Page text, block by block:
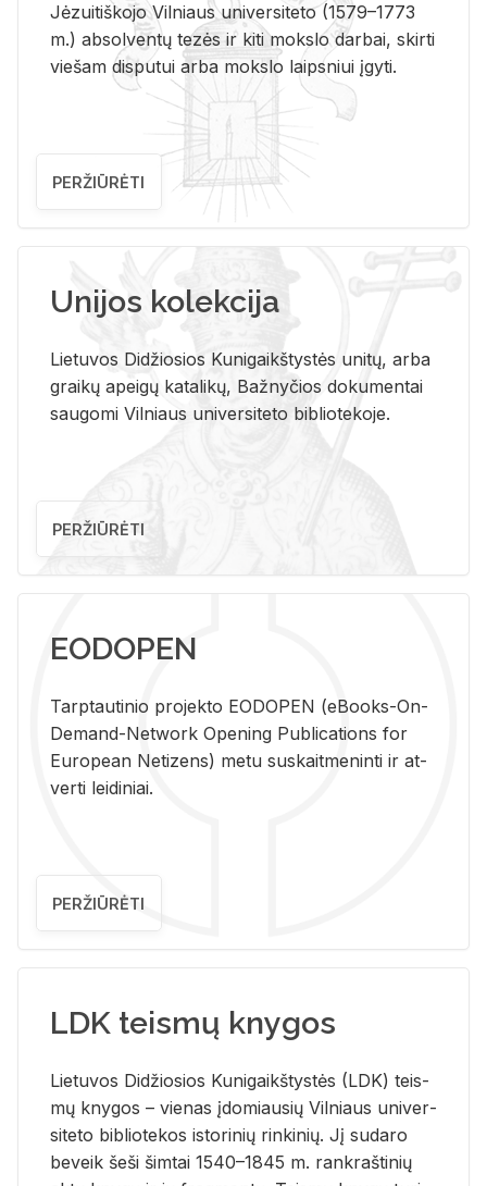
Jėzuitiškojo Vilniaus universiteto (1579–1773
m.) absolventų tezės ir kiti mokslo darbai, skirti
viešam disputui arba mokslo laipsniui įgyti.
PERŽIŪRĖTI
Unijos kolekcija
Lietuvos Didžiosios Kunigaikštystės unitų, arba
graikų apeigų katalikų, Bažnyčios dokumentai
saugomi Vilniaus universiteto bibliotekoje.
PERŽIŪRĖTI
EODOPEN
Tarp­tau­ti­nio pro­jek­to EO­DO­PEN (eBo­oks-On-
De­mand-Ne­twork Ope­ning Pub­li­ca­tions for
Eu­ro­pe­an Ne­ti­zens) metu su­skait­me­nin­ti ir at­
ver­ti lei­di­niai.
PERŽIŪRĖTI
LDK teismų knygos
Lie­tu­vos Di­džio­sios Ku­ni­gaikš­tys­tės (LDK) teis­
mų kny­gos – vie­nas įdo­miau­sių Vil­niaus uni­ver­
si­te­to bi­b­lio­te­kos is­to­ri­nių rin­ki­nių. Jį su­da­ro
be­veik šeši šim­tai 1540–1845 m. rank­raš­ti­nių